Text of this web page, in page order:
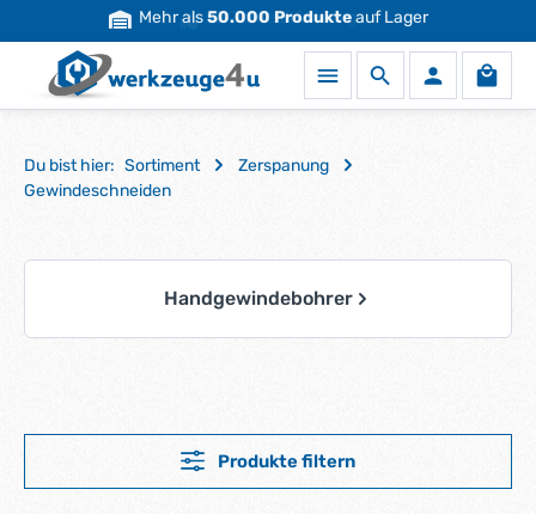
Zum Hauptinhalt springen
Mehr als50.000 Produkteauf Lager
Du bist hier: Sortiment
Zerspanung
Gewindeschneiden
Kategoriegalerie überspringen
Handgewindebohrer
Produkte filtern